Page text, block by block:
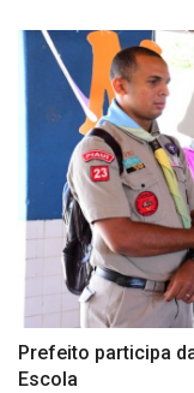
Prefeito participa
Escola